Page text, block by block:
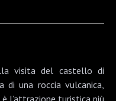
visita del castello di
di una roccia vulcanica,
l’attrazione turistica più